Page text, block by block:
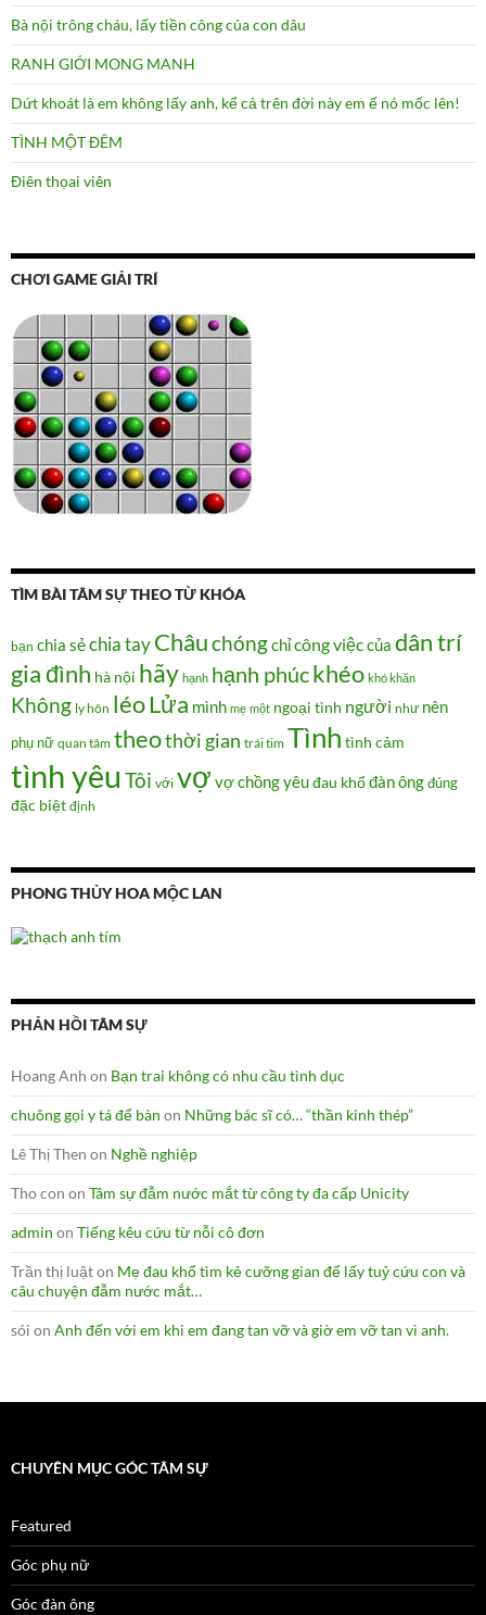
Bà nội trông cháu, lấy tiền công của con dâu
RANH GIỚI MONG MANH
Dứt khoát là em không lấy anh, kể cả trên đời này em ế nó mốc lên!
TÌNH MỘT ĐÊM
Điên thọai viên
CHƠI GAME GIẢI TRÍ
TÌM BÀI TÂM SỰ THEO TỪ KHÓA
bạn chia sẻchia tay Châuchóngchỉcông việccủa dân trí
gia đình hà nội hãy hạnh hạnh phúckhéo khó khăn
Không ly hôn léoLửa mình mẹ một ngoại tình người như nên
phụ nữ quan tâm theothời gian trái tim Tình tình cảm
tình yêu Tôi với vợ vợ chồngyêuđau khổđàn ôngđúng
đặc biệt định
PHONG THỦY HOA MỘC LAN
PHẢN HỒI TÂM SỰ
Hoang Anh on Bạn trai không có nhu cầu tình dục
chuông gọi y tá để bàn on Những bác sĩ có… “thần kinh thép”
Lê Thị Then on Nghề nghiệp
Tho con on Tâm sự đẫm nước mắt từ công ty đa cấp Unicity
admin on Tiếng kêu cứu từ nỗi cô đơn
Trần thị luậton Mẹ đau khổ tìm kẻ cưỡng gian để lấy tuỷ cứu con và
câu chuyện đẫm nước mắt…
sói on Anh đến với em khi em đang tan vỡ và giờ em vỡ tan vì anh.
CHUYÊN MỤC GÓC TÂM SỰ
Featured
Góc phụ nữ
Góc đàn ông